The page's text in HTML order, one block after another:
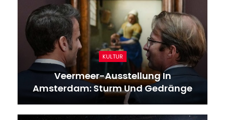
KULTUR
Veermeer-Ausstellung In
Amsterdam: Sturm Und Gedränge